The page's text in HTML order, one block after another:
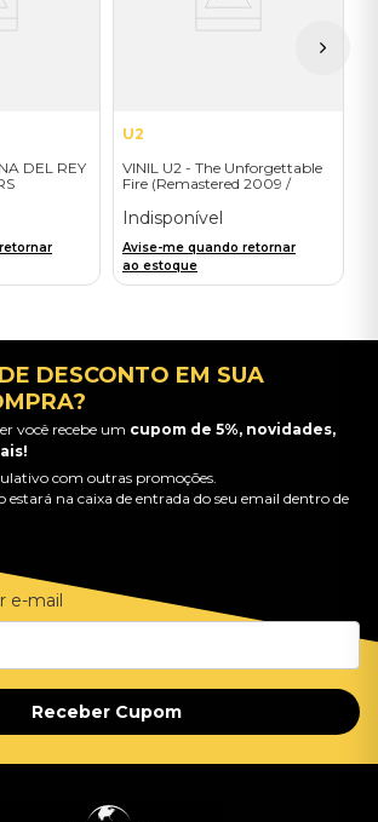
DEL REY
U2
VINIL U2 - The Unforgettable
Fire (Remastered 2009 /
Importado
Indisponível
Avise-me quando retornar
ao estoque
DESCONTO EM SUA
você recebe um cupom de 5%, novidades,
com outras promoções.
estará na caixa de entrada do seu email dentro de
e-mail
Receber Cupom